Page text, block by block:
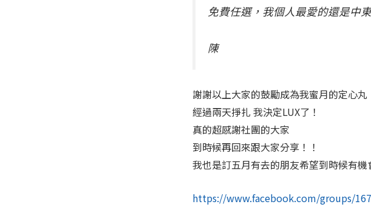
免費任選，我個人最愛的還是中
陳
謝謝以上大家的鼓勵成為我蜜月的定心丸
經過兩天掙扎 我決定LUX了！
真的超感謝社團的大家
到時候再回來跟大家分享！！
我也是訂五月有去的朋友希望到時候有機
https://www.facebook.com/groups/